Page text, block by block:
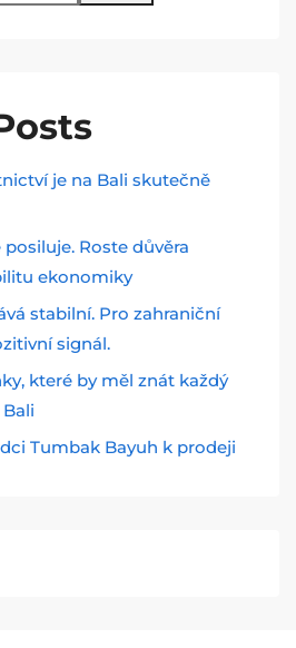
je na Bali skutečně
Roste důvěra
ekonomiky
stabilní. Pro zahraniční
signál.
které by měl znát každý
Tumbak Bayuh k prodeji